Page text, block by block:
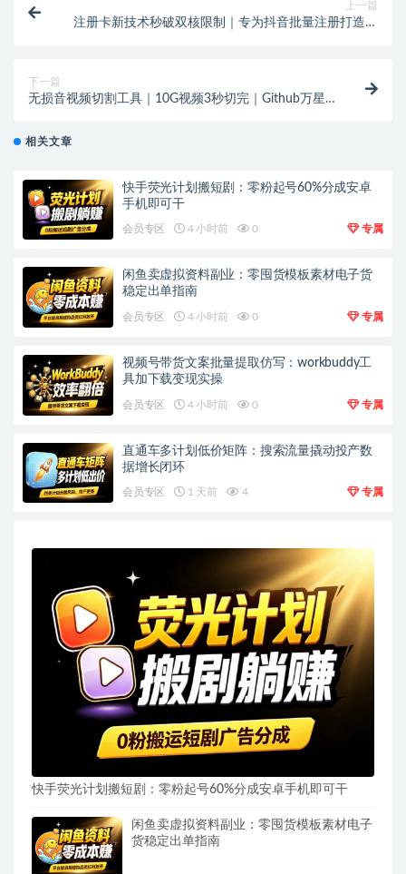
上一篇
注册卡新技术秒破双核限制｜专为抖音批量注册打造｜
下一篇
无损音视频切割工具｜10G视频3秒切完｜Github万星
相关文章
快手荧光计划搬短剧：零粉起号60%分成安卓
手机即可干
会员专区 4 小时前 0 专属
闲鱼卖虚拟资料副业：零囤货模板素材电子货
稳定出单指南
会员专区 4 小时前 0 专属
视频号带货文案批量提取仿写：workbuddy工
具加下载变现实操
会员专区 4 小时前 0 专属
直通车多计划低价矩阵：搜索流量撬动投产数
据增长闭环
会员专区 1 天前 4 专属
快手荧光计划搬短剧：零粉起号60%分成安卓手机即可干
闲鱼卖虚拟资料副业：零囤货模板素材电子
货稳定出单指南